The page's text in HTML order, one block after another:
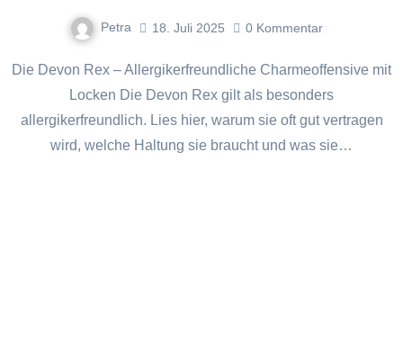
Petra 18. Juli 2025 0 Kommentar
Die Devon Rex – Allergikerfreundliche Charmeoffensive mit
Locken Die Devon Rex gilt als besonders
allergikerfreundlich. Lies hier, warum sie oft gut vertragen
wird, welche Haltung sie braucht und was sie…